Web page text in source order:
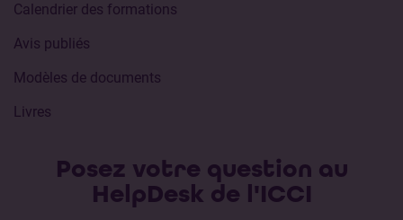
Calendrier des formations
Avis publiés
Modèles de documents
Livres
Posez votre question au
HelpDesk de l'ICCI